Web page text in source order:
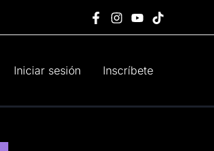
Iniciar sesión Inscríbete